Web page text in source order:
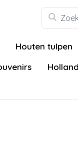
Houten tulpen